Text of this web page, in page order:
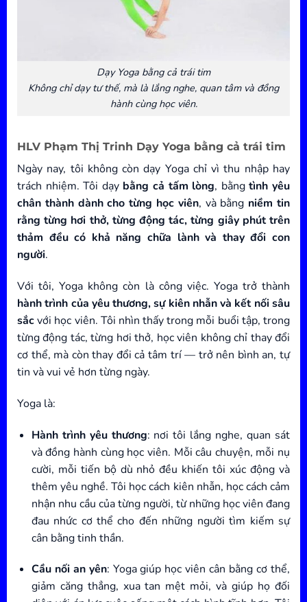
Dạy Yoga bằng cả trái tim
Không chỉ dạy tư thế, mà là lắng nghe, quan tâm và đồng
hành cùng học viên.
HLV Phạm Thị Trinh Dạy Yoga bằng cả trái tim
Ngày nay, tôi không còn dạy Yoga chỉ vì thu nhập hay
trách nhiệm. Tôi dạy bằng cả tấm lòng, bằngtình yêu
chân thành dành cho từng học viên, và bằng niềm tin
rằng từng hơi thở, từng động tác, từng giây phút trên
thảm đều có khả năng chữa lành và thay đổi con
người.
Với tôi, Yoga không còn là công việc. Yoga trở thành
hành trình của yêu thương, sự kiên nhẫn và kết nối sâu
sắcvới học viên. Tôi nhìn thấy trong mỗi buổi tập, trong
từng động tác, từng hơi thở, học viên không chỉ thay đổi
cơ thể, mà còn thay đổi cả tâm trí — trở nên bình an, tự
tin và vui vẻ hơn từng ngày.
Yoga là:
Hành trình yêu thương: nơi tôi lắng nghe, quan sát
và đồng hành cùng học viên. Mỗi câu chuyện, mỗi nụ
cười, mỗi tiến bộ dù nhỏ đều khiến tôi xúc động và
thêm yêu nghề. Tôi học cách kiên nhẫn, học cách cảm
nhận nhu cầu của từng người, từ những học viên đang
đau nhức cơ thể cho đến những người tìm kiếm sự
cân bằng tinh thần.
Cầu nối an yên: Yoga giúp học viên cân bằng cơ thể,
giảm căng thẳng, xua tan mệt mỏi, và giúp họ đối